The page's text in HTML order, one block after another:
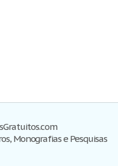
Monografias e Pesquisas